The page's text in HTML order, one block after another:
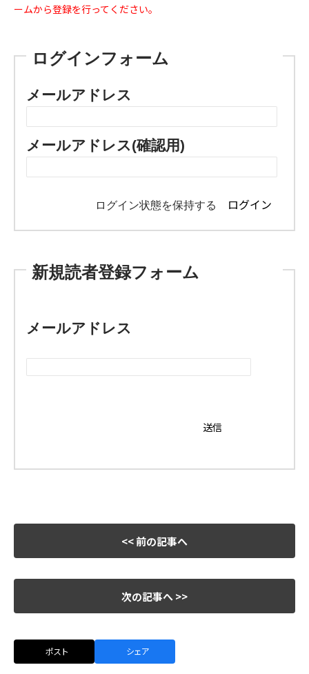
ームから登録を行ってください。
ログインフォーム
メールアドレス
メールアドレス(確認用)
ログイン状態を保持する
新規読者登録フォーム
メールアドレス
<< 前の記事へ
次の記事へ >>
ポスト シェア